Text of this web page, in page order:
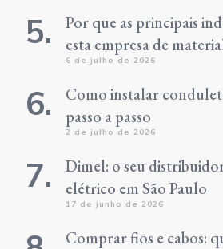
Por que as principais
esta empresa de
6 de julho de 2026
Como instalar
passo a passo
2 de julho de 2026
Dimel: o seu
elétrico em São Paulo
17 de junho de 2026
Comprar fios e cabos: